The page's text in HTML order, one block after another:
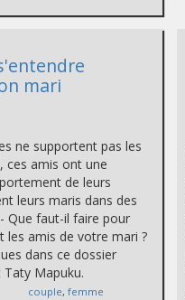
mari
ne supportent pas les
ces amis ont une
de leurs
leurs maris dans des
Que faut-il faire pour
les amis de votre mari ?
dans ce dossier
Mapuku.
couple,femme